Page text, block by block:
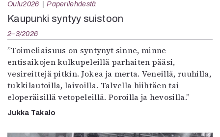
Oulu2026 Paperilehdestä
Kaupunki syntyy suistoon
2–3/2026
”Toimeliaisuus on syntynyt sinne, minne
entisaikojen kulkupeleillä parhaiten pääsi,
vesireittejä pitkin. Jokea ja merta. Veneillä, ruuhilla,
tukkilautoilla, laivoilla. Talvella hiihtäen tai
eloperäisillä vetopeleillä. Poroilla ja hevosilla.”
Jukka Takalo